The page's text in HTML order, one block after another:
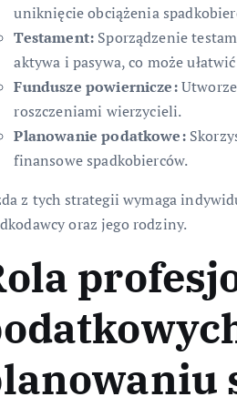
uniknięcie obciążenia
Testament: Sporządzenie
aktywa i pasywa, co może ułatwić
Fundusze powiernicze:
roszczeniami wierzycieli.
Planowanie podatkowe:
finansowe spadkobierców.
z tych strategii wymaga
oraz jego rodziny.